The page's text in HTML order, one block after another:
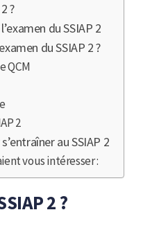
?
du SSIAP 2
du SSIAP 2 ?
QCM
2
au SSIAP 2
vous intéresser :
2 ?